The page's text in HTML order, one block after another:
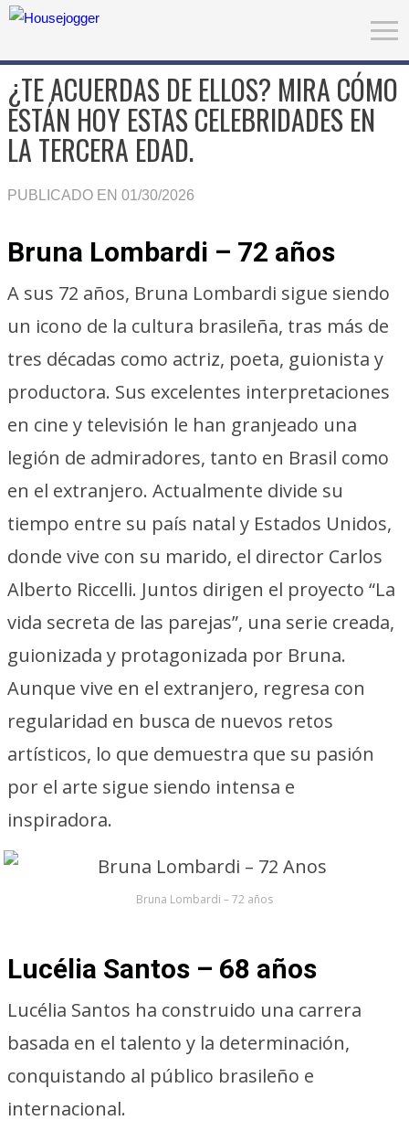
¿TE ACUERDAS DE ELLOS? MIRA CÓMO
ESTÁN HOY ESTAS CELEBRIDADES EN
LA TERCERA EDAD.
PUBLICADO EN 01/30/2026
Bruna Lombardi – 72 años
A sus 72 años, Bruna Lombardi sigue siendo
un icono de la cultura brasileña, tras más de
tres décadas como actriz, poeta, guionista y
productora. Sus excelentes interpretaciones
en cine y televisión le han granjeado una
legión de admiradores, tanto en Brasil como
en el extranjero. Actualmente divide su
tiempo entre su país natal y Estados Unidos,
donde vive con su marido, el director Carlos
Alberto Riccelli. Juntos dirigen el proyecto “La
vida secreta de las parejas”, una serie creada,
guionizada y protagonizada por Bruna.
Aunque vive en el extranjero, regresa con
regularidad en busca de nuevos retos
artísticos, lo que demuestra que su pasión
por el arte sigue siendo intensa e
inspiradora.
Bruna Lombardi – 72 años
Lucélia Santos – 68 años
Lucélia Santos ha construido una carrera
basada en el talento y la determinación,
conquistando al público brasileño e
internacional.